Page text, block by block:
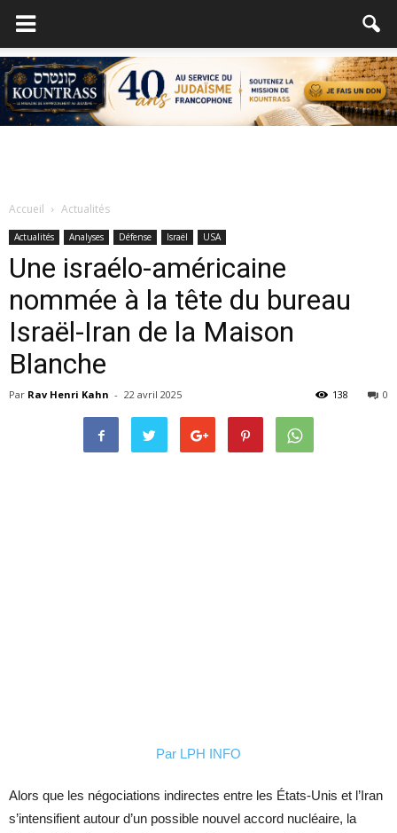
Accueil Actualités
Actualités Analyses Défense Israël USA
Une israélo-américaine
nommée à la tête du bureau
Israël-Iran de la Maison
Blanche
Par Rav Henri Kahn - 22 avril 2025 0
138
Par LPH INFO
Alors que les négociations indirectes entre les États-Unis et l’Iran
s’intensifient autour d’un possible nouvel accord nucléaire, la